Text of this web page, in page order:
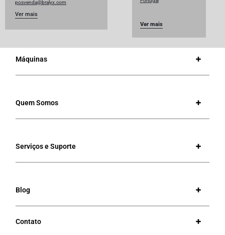
posvenda@bralyx.com
Ver mais
Ver mais
Máquinas
Quem Somos
Serviços e Suporte
Blog
Contato